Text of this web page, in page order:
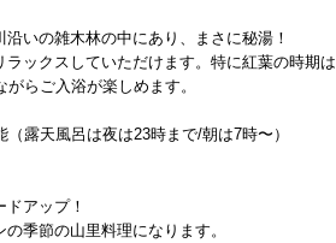
いの雑木林の中にあり、まさに秘湯！
ラックスしていただけます。特に紅葉の時期は
らご入浴が楽しめます。
露天風呂は夜は23時まで/朝は7時〜）
アップ！
季節の山里料理になります。